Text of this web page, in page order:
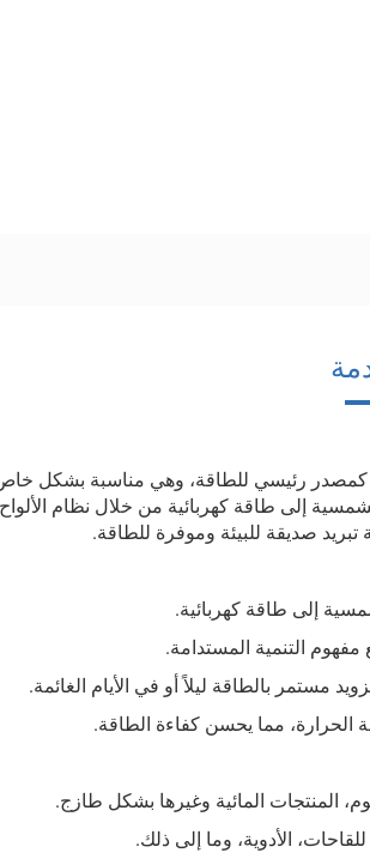
كمصدر رئيسي للطاقة، وهي مناسبة بشكل
إلى طاقة كهربائية من خلال نظام
تبريد صديقة للبيئة وموفرة للطاقة.